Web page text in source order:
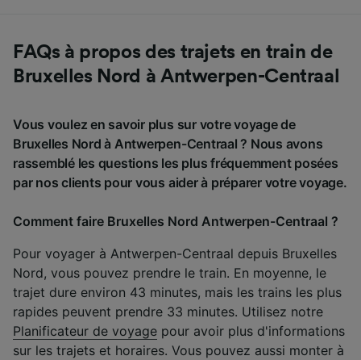
FAQs à propos des trajets en train de
Bruxelles Nord à Antwerpen-Centraal
Vous voulez en savoir plus sur votre voyage de
Bruxelles Nord à Antwerpen-Centraal ? Nous avons
rassemblé les questions les plus fréquemment posées
par nos clients pour vous aider à préparer votre voyage.
Comment faire Bruxelles Nord Antwerpen-Centraal ?
Pour voyager à Antwerpen-Centraal depuis Bruxelles
Nord, vous pouvez prendre le train. En moyenne, le
trajet dure environ 43 minutes, mais les trains les plus
rapides peuvent prendre 33 minutes. Utilisez notre
Planificateur de voyage pour avoir plus d'informations
sur les trajets et horaires. Vous pouvez aussi monter à